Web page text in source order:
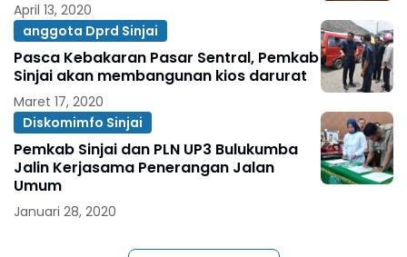
April 13, 2020
anggota Dprd Sinjai
Pasca Kebakaran Pasar Sentral, Pemkab
Sinjai akan membangunan kios darurat
Maret 17, 2020
Diskomimfo Sinjai
Pemkab Sinjai dan PLN UP3 Bulukumba
Jalin Kerjasama Penerangan Jalan
Umum
Januari 28, 2020